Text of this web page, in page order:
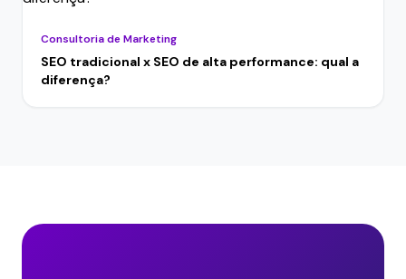
Consultoria de Marketing
SEO tradicional x SEO de alta performance: qual a
diferença?